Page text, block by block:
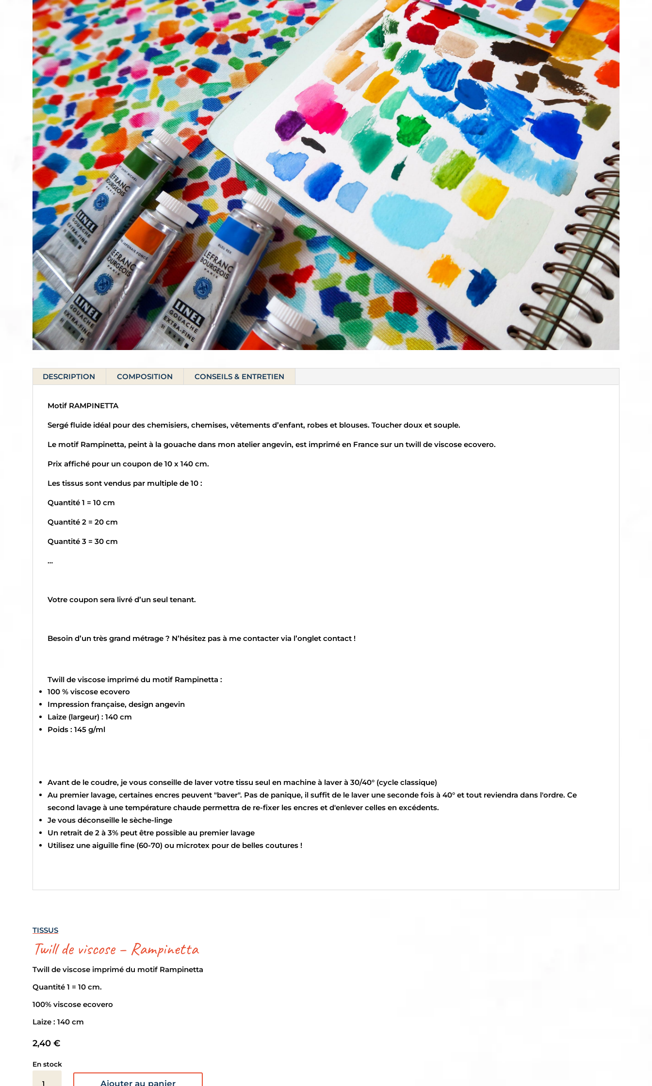
DESCRIPTION COMPOSITION CONSEILS & ENTRETIEN
Motif RAMPINETTA
Sergé fluide idéal pour des chemisiers, chemises, vêtements d’enfant, robes et blouses. Toucher doux et souple.
Le motif Rampinetta, peint à la gouache dans mon atelier angevin, est imprimé en France sur un twill de viscose ecovero.
Prix affiché pour un coupon de 10 x 140 cm.
Les tissus sont vendus par multiple de 10 :
Quantité 1 = 10 cm
Quantité 2 = 20 cm
Quantité 3 = 30 cm
…
Votre coupon sera livré d’un seul tenant.
Besoin d’un très grand métrage ? N’hésitez pas à me contacter via l’onglet contact !
Twill de viscose imprimé du motif Rampinetta :
100 % viscose ecovero
Impression française, design angevin
Laize (largeur) : 140 cm
Poids : 145 g/ml
Avant de le coudre, je vous conseille de laver votre tissu seul en machine à laver à 30/40° (cycle classique)
Au premier lavage, certaines encres peuvent "baver". Pas de panique, il suffit de le laver une seconde fois à 40° et tout reviendra dans l'ordre. Ce
second lavage à une température chaude permettra de re-fixer les encres et d'enlever celles en excédents.
Je vous déconseille le sèche-linge
Un retrait de 2 à 3% peut être possible au premier lavage
Utilisez une aiguille fine (60-70) ou microtex pour de belles coutures !
TISSUS
Twill de viscose – Rampinetta
Twill de viscose imprimé du motif Rampinetta
Quantité 1 = 10 cm.
100% viscose ecovero
Laize : 140 cm
2,40€
En stock
Ajouter au panier